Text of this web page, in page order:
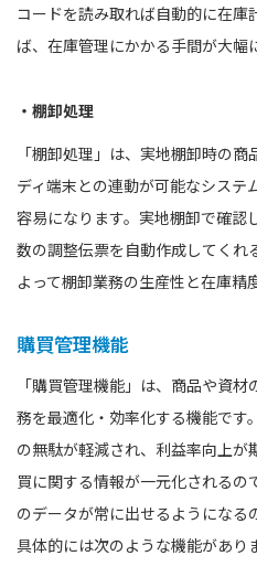
コードを読み取れば自動的に在
ば、在庫管理にかかる手間が大幅
・棚卸処理
「棚卸処理」は、実地棚卸時の
ディ端末との連動が可能なシステ
容易になります。実地棚卸で確認
数の調整伝票を自動作成してくれ
よって棚卸業務の生産性と在庫精
購買管理機能
「購買管理機能」は、商品や資
務を最適化・効率化する機能です
の無駄が軽減され、利益率向上が
買に関する情報が一元化されるの
のデータが常に出せるようになる
具体的には次のような機能があり